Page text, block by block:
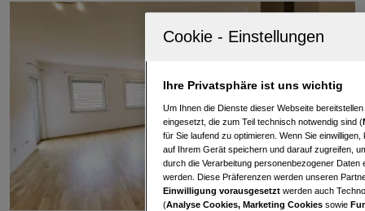
Ihre Privatsphäre ist uns wichtig
Um Ihnen die Dienste dieser Webseite
eingesetzt, die zum Teil technisch notwendig sind (
für Sie laufend zu optimieren. Wenn Sie
auf Ihrem Gerät speichern und darauf zugreifen,
durch die Verarbeitung personenbezogener
werden. Diese Präferenzen werden unseren
Einwilligung vorausgesetzt werden auch
(Analyse Cookies, Marketing Cookies sowie